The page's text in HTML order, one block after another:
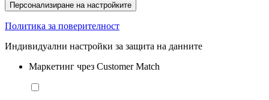
Персонализиране на настройките
Политика за поверителност
Индивидуални настройки за защита на данните
Маркетинг чрез Customer Match